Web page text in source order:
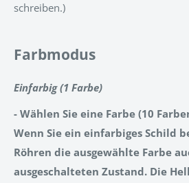
schreiben.)
Farbmodus
Einfarbig (1 Farbe)
- Wählen Sie eine Farbe (10
Wenn Sie ein einfarbiges Schild
Röhren die ausgewählte Farbe
ausgeschalteten Zustand. Die